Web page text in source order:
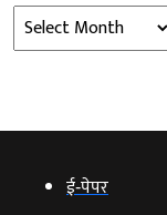
Archives
ई‑पेपर